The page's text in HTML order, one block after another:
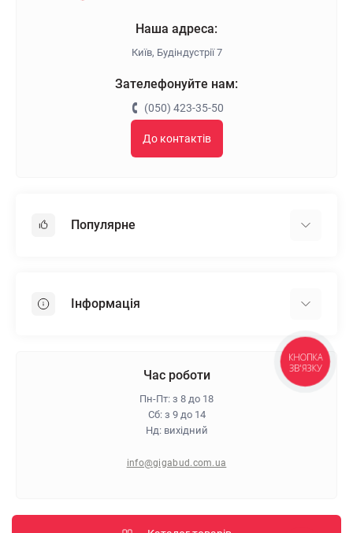
Наша адреса:
Київ, Будіндустрії 7
Зателефонуйте нам:
(050) 423-35-50
До контактів
Популярне
Пінопласт
Інформація
Гарантія та повернення
Політика конфіденційності
Час роботи
Пн-Пт: з 8 до 18
Сб: з 9 до 14
Нд: вихідний
info@gigabud.com.ua
КНОПКА
ЗВ'ЯЗКУ